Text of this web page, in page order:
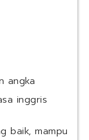
angka
inggris
baik, mampu